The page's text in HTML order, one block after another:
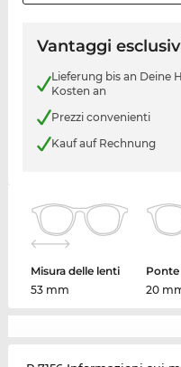
Vantaggi
Lieferung bis an Deine
Kosten an
Prezzi convenienti
Kauf auf Rechnung
Misura delle lenti
53 mm
20